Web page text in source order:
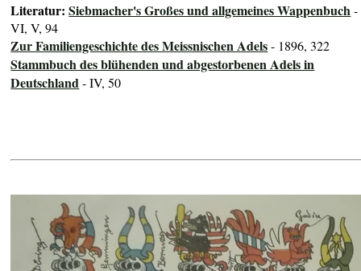
Literatur:Siebmacher's Großes und allgemeines Wappenbuch-
VI, V, 94
Zur Familiengeschichte des Meissnischen Adels- 1896, 322
Stammbuch des blühenden und abgestorbenen Adels in
Deutschland- IV, 50